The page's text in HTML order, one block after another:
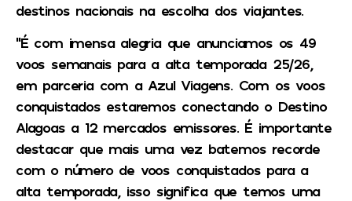
destinos nacionais na escolha dos viajantes.
“É com imensa alegria que anunciamos os 49
voos semanais para a alta temporada 25/26,
em parceria com a Azul Viagens. Com os voos
conquistados estaremos conectando o Destino
Alagoas a 12 mercados emissores. É importante
destacar que mais uma vez batemos recorde
com o número de voos conquistados para a
alta temporada, isso significa que temos uma